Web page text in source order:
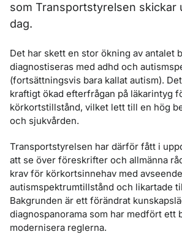
som Transportstyrelsen skickar
dag.
Det har skett en stor ökning av antalet
diagnostiseras med adhd och
(fortsättningsvis bara kallat autism).
kraftigt ökad efterfrågan på läkarintyg
körkortstillstånd, vilket lett till en hög
och sjukvården.
Transportstyrelsen har därför fått i
att se över föreskrifter och allmänna
krav för körkortsinnehav med
autismspektrumtillstånd och likartade
Bakgrunden är ett förändrat
diagnospanorama som har medfört ett
modernisera reglerna.